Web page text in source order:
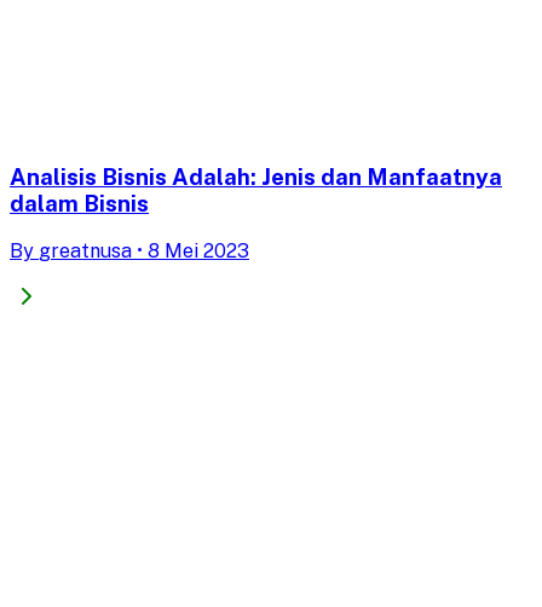
Analisis Bisnis Adalah: Jenis dan Manfaatnya
dalam Bisnis
By greatnusa • 8 Mei 2023